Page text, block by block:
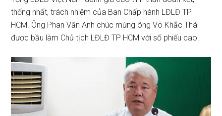
thống nhất, trách nhiệm của Ban Chấp hành LĐLĐ TP
HCM. Ông Phan Văn Anh chúc mừng ông Võ Khắc Thái
được bầu làm Chủ tịch LĐLĐ TP HCM với số phiếu cao.